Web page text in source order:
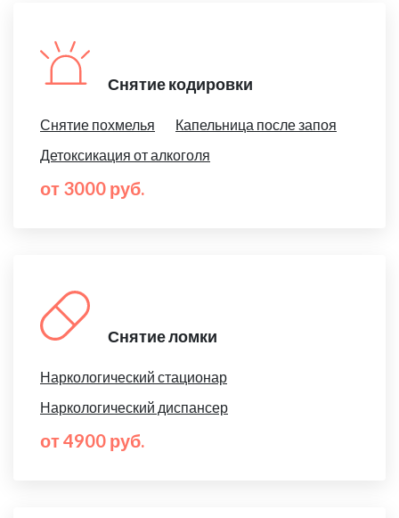
Снятие кодировки
Снятие похмелья
Капельница после запоя
Детоксикация от алкоголя
от 3000 руб.
Снятие ломки
Наркологический стационар
Наркологический диспансер
от 4900 руб.